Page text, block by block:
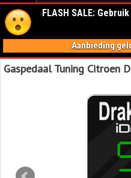
FLASH SALE:
Aanbieding
Gaspedaal Tuning Citroen